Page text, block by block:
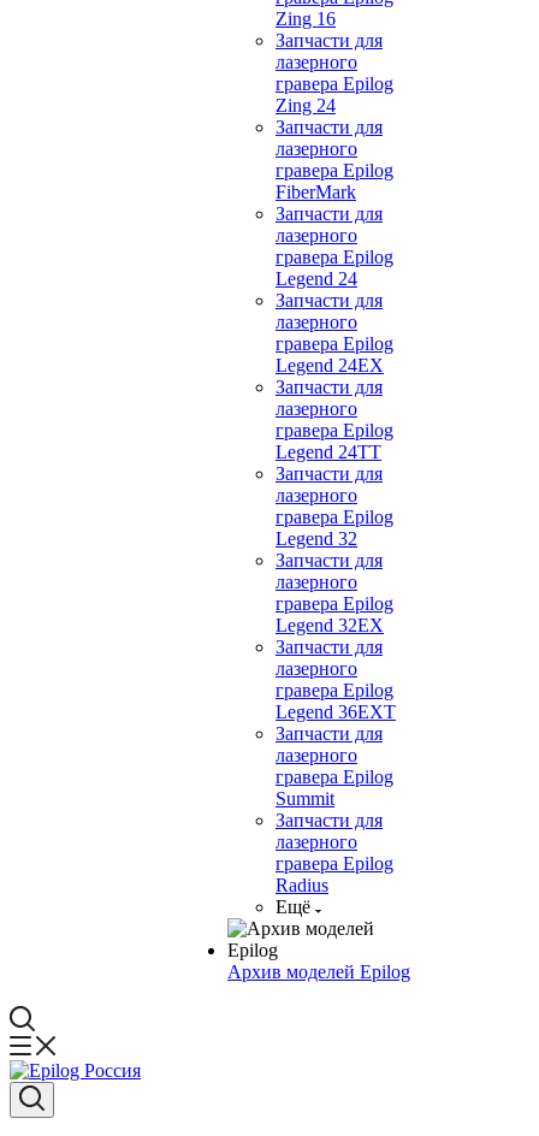
Zing 16
Запчасти для
лазерного
гравера Epilog
Zing 24
Запчасти для
лазерного
гравера Epilog
FiberMark
Запчасти для
лазерного
гравера Epilog
Legend 24
Запчасти для
лазерного
гравера Epilog
Legend 24EX
Запчасти для
лазерного
гравера Epilog
Legend 24TT
Запчасти для
лазерного
гравера Epilog
Legend 32
Запчасти для
лазерного
гравера Epilog
Legend 32EX
Запчасти для
лазерного
гравера Epilog
Legend 36EXT
Запчасти для
лазерного
гравера Epilog
Summit
Запчасти для
лазерного
гравера Epilog
Radius
Ещё
Архив моделей Epilog